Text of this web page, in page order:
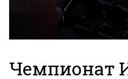
Чемпионат